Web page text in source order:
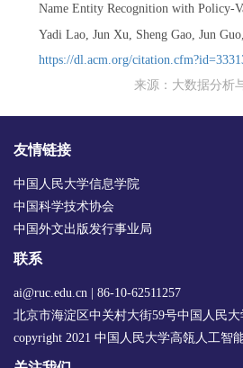
Name Entity Recognition with Policy-
Yadi Lao, Jun Xu, Sheng Gao, Jun
https://dl.acm.org/
来源：大数据分析
友情链接
中国人民大学信息学院
中国科学技术协会
中国外文出版发行事业局
联系
ai@ruc.edu.cn | 86-10-62511257
北京市海淀区中关村大街59号中国人民大
copyright 2021 中国人民大学高瓴人工智